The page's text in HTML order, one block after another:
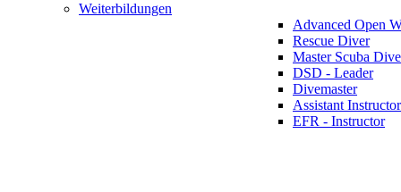
Weiterbildungen
Advanced Open
Rescue Diver
Master Scuba
DSD - Leader
Divemaster
Assistant Instructor
EFR - Instructor